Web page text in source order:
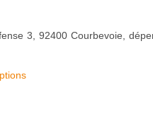
3, 92400 Courbevoie,